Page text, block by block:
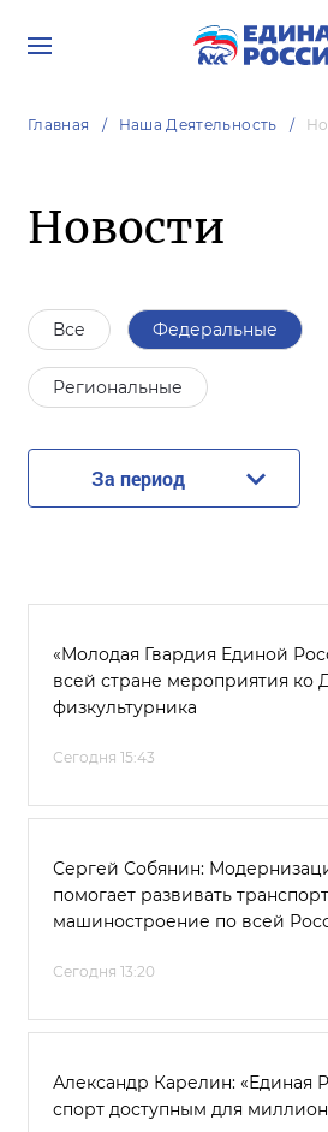
Главная Наша Деятельность
Новости
Все Федеральные
Региональные
За период
«Молодая Гвардия Единой
всей стране мероприятия ко
физкультурника
Сегодня 15:43
Сергей Собянин:
помогает развивать
машиностроение по всей
Сегодня 13:20
Александр Карелин: «Единая
спорт доступным для